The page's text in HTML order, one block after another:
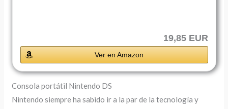
19,85 EUR
Ver en Amazon
Consola portátil Nintendo DS
Nintendo siempre ha sabido ir a la par de la tecnología y